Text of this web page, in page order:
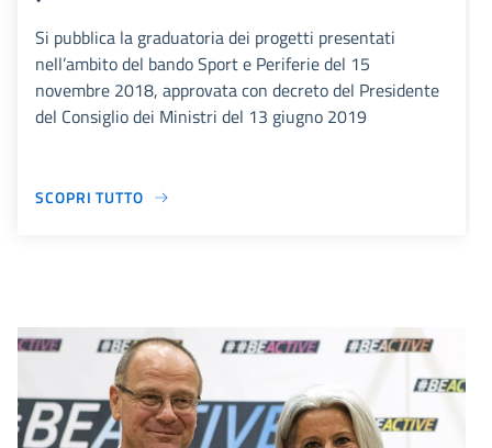
Si pubblica la graduatoria dei progetti presentati
nell’ambito del bando Sport e Periferie del 15
novembre 2018, approvata con decreto del Presidente
del Consiglio dei Ministri del 13 giugno 2019
SCOPRI TUTTO